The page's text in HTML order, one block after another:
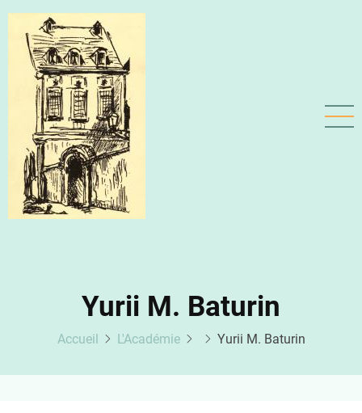
Aller
contenu
principal
Yurii M. Baturin
Accueil L'Académie Yurii M. Baturin